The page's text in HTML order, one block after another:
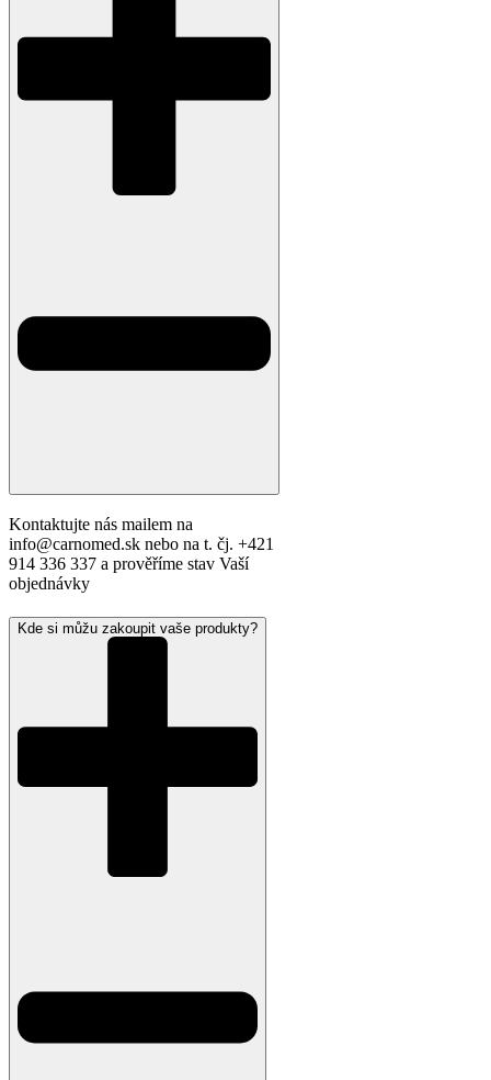
Kontaktujte nás mailem na
info@carnomed.sk nebo na t. čj. +421
914 336 337 a prověříme stav Vaší
objednávky
Kde si můžu zakoupit vaše produkty?